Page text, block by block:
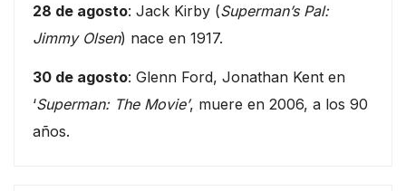
28 de agosto: Jack Kirby (Superman’s Pal:
Jimmy Olsen) nace en 1917.
30 de agosto: Glenn Ford, Jonathan Kent en
‘Superman: The Movie’, muere en 2006, a los 90
años.